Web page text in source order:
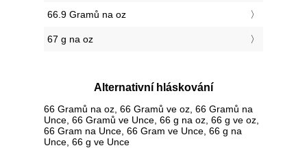
66.9 Gramů na oz
67 g na oz
Alternativní hláskování
66 Gramů na oz, 66 Gramů ve oz, 66 Gramů na
Unce, 66 Gramů ve Unce, 66 g na oz, 66 g ve oz,
66 Gram na Unce, 66 Gram ve Unce, 66 g na
Unce, 66 g ve Unce